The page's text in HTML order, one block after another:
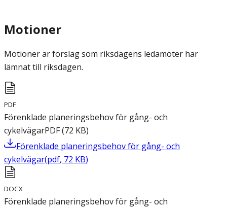
Motioner
Motioner är förslag som riksdagens ledamöter har
lämnat till riksdagen.
PDF
Förenklade planeringsbehov för gång- och
cykelvägarPDF(72 KB)
Förenklade planeringsbehov för gång- och
cykelvägar(pdf, 72 KB)
DOCX
Förenklade planeringsbehov för gång- och